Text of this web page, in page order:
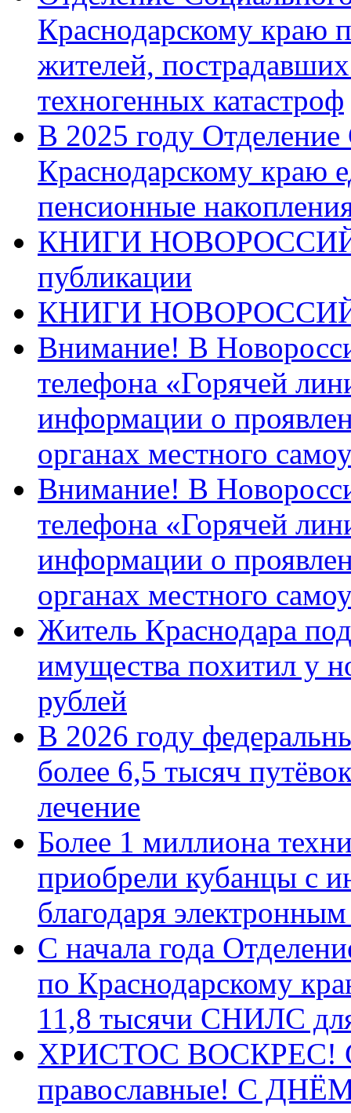
Краснодарскому краю
жителей,
техногенных катастроф
В 2025 году
Краснодарскому краю
пенсионные
КНИГИ
публикации
КНИГИ
Внимание! В
телефона «Горячей
информации о
органах местного
Внимание! В
телефона «Горячей
информации о
органах местного
Житель Краснодара
имущества похитил у
рублей
В 2026 году
более 6,5 тысяч
лечение
Более 1 миллиона
приобрели кубанцы с
благодаря
С начала года
по Краснодарскому
11,8 тысячи СНИЛС
ХРИСТОС ВОСКРЕС! С
православные! C